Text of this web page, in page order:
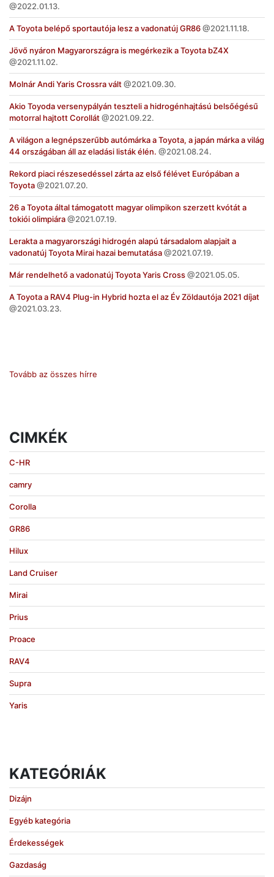
2022.01.13.
A Toyota belépő sportautója lesz a vadonatúj GR86 2021.11.18.
Jövő nyáron Magyarországra is megérkezik a Toyota bZ4X
2021.11.02.
Molnár Andi Yaris Crossra vált 2021.09.30.
Akio Toyoda versenypályán teszteli a hidrogénhajtású belsőégésű
motorral hajtott Corollát
2021.09.22.
A világon a legnépszerűbb autómárka a Toyota, a japán márka a világ
44 országában áll az eladási listák élén.
2021.08.24.
Rekord piaci részesedéssel zárta az első félévet Európában a
Toyota
2021.07.20.
26 a Toyota által támogatott magyar olimpikon szerzett kvótát a
tokiói olimpiára
2021.07.19.
Lerakta a magyarországi hidrogén alapú társadalom alapjait a
vadonatúj Toyota Mirai hazai bemutatása
2021.07.19.
Már rendelhető a vadonatúj Toyota Yaris Cross 2021.05.05.
A Toyota a RAV4 Plug-in Hybrid hozta el az Év Zöldautója 2021 díjat
2021.03.23.
Tovább az összes hírre
CIMKÉK
C-HR
camry
Corolla
GR86
Hilux
Land Cruiser
Mirai
Prius
Proace
RAV4
Supra
Yaris
KATEGÓRIÁK
Dizájn
Egyéb kategória
Érdekességek
Gazdaság